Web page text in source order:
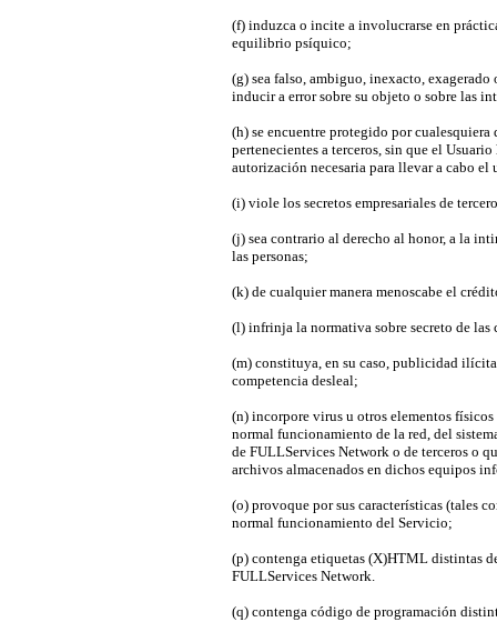
(f) induzca o incite a involucrarse en
equilibrio psíquico;
(g) sea falso, ambiguo, inexacto,
inducir a error sobre su objeto o sobre las
(h) se encuentre protegido por
pertenecientes a terceros, sin que el
autorización necesaria para llevar a cabo el
(i) viole los secretos empresariales de
(j) sea contrario al derecho al honor, a la
las personas;
(k) de cualquier manera menoscabe el
(l) infrinja la normativa sobre secreto de las
(m) constituya, en su caso, publicidad
competencia desleal;
(n) incorpore virus u otros elementos
normal funcionamiento de la red, del
de FULLServices Network o de terceros o
archivos almacenados en dichos equipos
(o) provoque por sus características (tales
normal funcionamiento del Servicio;
(p) contenga etiquetas (X)HTML distintas
FULLServices Network.
(q) contenga código de programación